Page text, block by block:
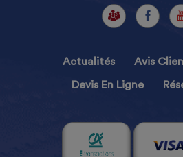
Actualités Avis
Devis En Ligne